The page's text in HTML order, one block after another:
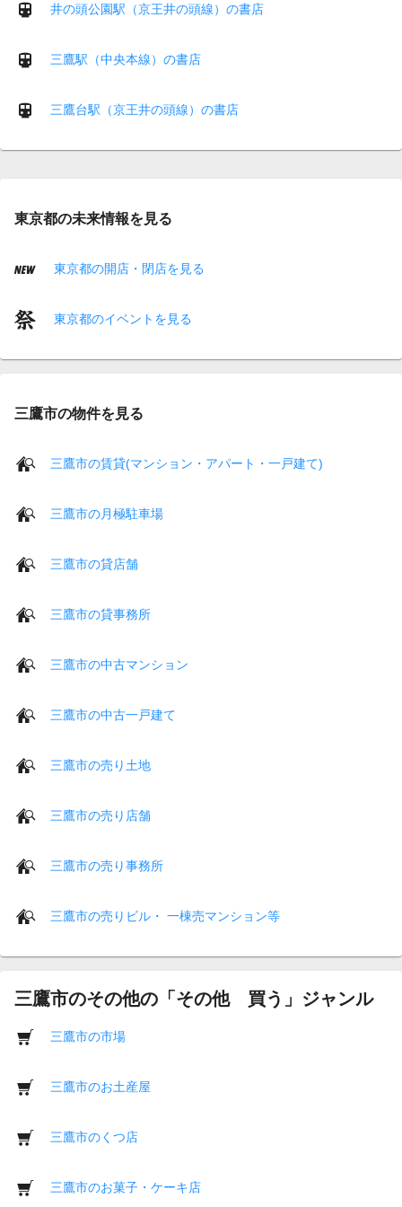
井の頭公園駅（京王井の頭線）の書店
三鷹駅（中央本線）の書店
三鷹台駅（京王井の頭線）の書店
東京都の未来情報を見る
東京都の開店・閉店を見る
東京都のイベントを見る
三鷹市の物件を見る
三鷹市の賃貸(マンション・アパート・一戸建て)
三鷹市の月極駐車場
三鷹市の貸店舗
三鷹市の貸事務所
三鷹市の中古マンション
三鷹市の中古一戸建て
三鷹市の売り土地
三鷹市の売り店舗
三鷹市の売り事務所
三鷹市の売りビル・ 一棟売マンション等
三鷹市のその他の「その他 買う」ジャンル
三鷹市の市場
三鷹市のお土産屋
三鷹市のくつ店
三鷹市のお菓子・ケーキ店